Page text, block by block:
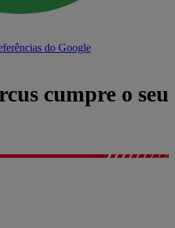
do Google
cumpre o seu